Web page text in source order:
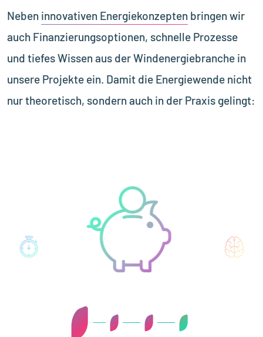
Neben innovativen Energiekonzepten bringen wir
auch Finanzierungsoptionen, schnelle Prozesse
und tiefes Wissen aus der Windenergiebranche in
unsere Projekte ein. Damit die Energiewende nicht
nur theoretisch, sondern auch in der Praxis gelingt: